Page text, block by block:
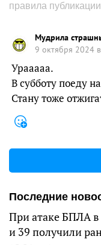
правила
Мудрила
9 октября 2024
Урааааа.
В субботу поеду
Стану тоже
Последние
При атаке БПЛА в
и 39 получили